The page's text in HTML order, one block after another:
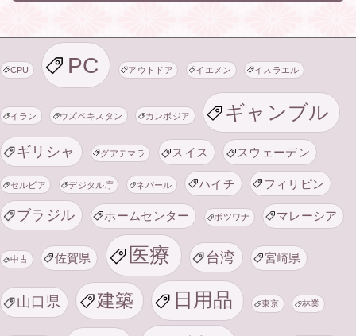
CPU PC アウトドア イエメン イスラエル
イラン ウズベキスタン カンボジア ギャンブル
ギリシャ グアテマラ スイス スウェーデン
セルビア デジタル庁 ネパール ハイチ フィリピン
ブラジル ホームセンター ボツワナ マレーシア
中古 佐賀県 医療 台湾 宮崎県
山口県 建築 日用品 東京 林業